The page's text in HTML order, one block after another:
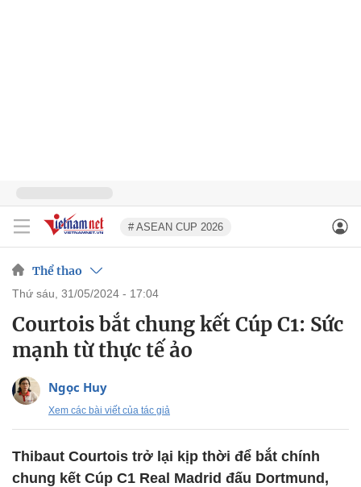
# ASEAN CUP 2026
Thể thao
thứ sáu, 31/05/2024 - 17:04
Courtois bắt chung kết Cúp C1: Sức
mạnh từ thực tế ảo
Ngọc Huy
Xem các bài viết của tác giả
Thibaut Courtois trở lại kịp thời để bắt chính
chung kết Cúp C1 Real Madrid đấu Dortmund,